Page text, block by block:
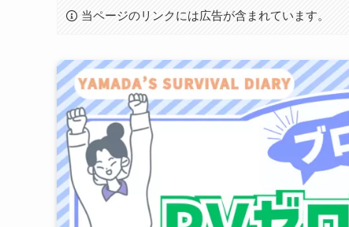
当ページのリンクには広告が含まれています。